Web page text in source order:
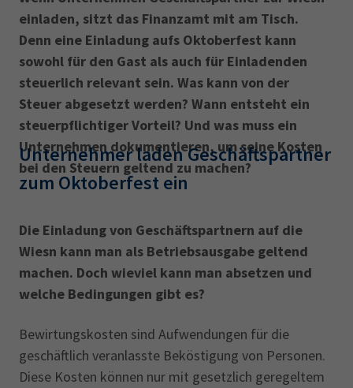
einladen, sitzt das Finanzamt mit am Tisch.
Denn eine Einladung aufs Oktoberfest kann
sowohl für den Gast als auch für Einladenden
steuerlich relevant sein. Was kann von der
Steuer abgesetzt werden? Wann entsteht ein
steuerpflichtiger Vorteil? Und was muss ein
Unternehmen dokumentieren, um seine Kosten
bei den Steuern geltend zu machen?
Unternehmer laden Geschäftspartner
zum Oktoberfest ein
Die Einladung von Geschäftspartnern auf die
Wiesn kann man als Betriebsausgabe geltend
machen. Doch wieviel kann man absetzen und
welche Bedingungen gibt es?
Bewirtungskosten sind Aufwendungen für die
geschäftlich veranlasste Beköstigung von Personen.
Diese Kosten können nur mit gesetzlich geregeltem